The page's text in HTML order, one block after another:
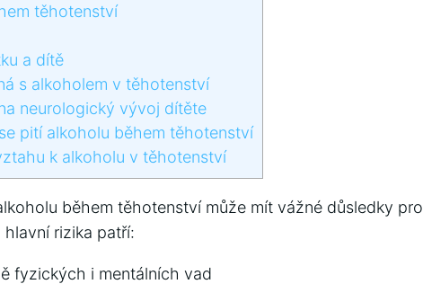
⁣těhotenství
a dítě
‌s ‍alkoholem⁢ v​ těhotenství
neurologický vývoj dítěte
pití ​alkoholu během těhotenství
k ​alkoholu v těhotenství
během těhotenství může mít ‍vážné důsledky pro
rizika patří:
fyzických i mentálních ⁢vad